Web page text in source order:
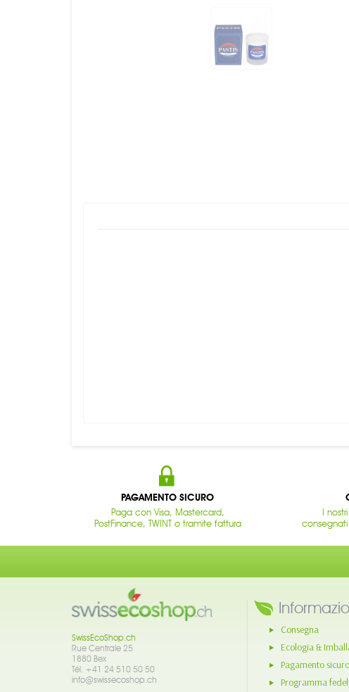
PAGAMENTO SICURO
Paga con Visa, Mastercard,
PostFinance, TWINT o tramite fattura
I
SwissEcoShop.ch
Rue Centrale 25
1880 Bex
Tél. +41 24 510 50 50
info@swissecoshop.ch
Consegna
Ecologia &
Pagamento sicuro
Programma